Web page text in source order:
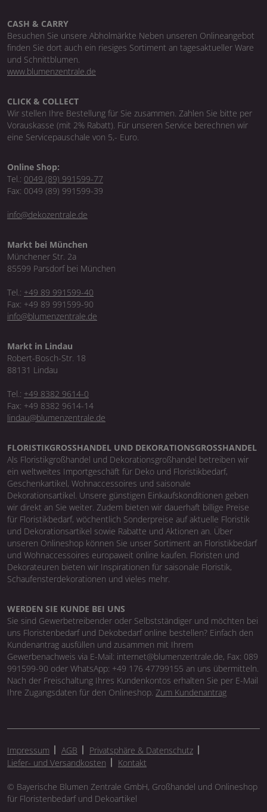
CASH & CARRY
Besuchen Sie unsere Abholmärkte Neben unseren Onlineangebot
finden Sie dort auch ein riesiges Sortiment an tagesaktueller Ware
und Schnittblumen.
www.blumenzentrale.de
CLICK & COLLECT
Wir stellen Ihre Bestellung für Sie zusammen. Zahlen Sie bitte per
Vorauskasse (mit 2% Rabatt). Für unseren Service berechnen wir
eine Servicepauschale von 5,- Euro.
Online Shop:
Tel.: 0049 (89) 991599-77
Fax: 0049 (89) 991599-39
info@dekozentrale.de
Markt bei München
Münchener Str. 2a
85599 Parsdorf bei München
Tel.: +49 89 991599-40
Fax: +49 89 991599-90
info@blumenzentrale.de
Markt in Lindau
Robert-Bosch-Str. 18
88131 Lindau
Tel.: +49 8382 9614-0
Fax: +49 8382 9614-14
lindau@blumenzentrale.de
FLORISTIKGROSSHANDEL UND DEKORATIONSGROSSHANDEL
Als Floristikgroßhandel und Dekorationsgroßhandel betreiben wir
ein weltweites Importgeschäft für Deko und Floristikbedarf,
Geschenkartikel, Wohnaccessoires und saisonale
Dekorationsartikel. Unsere günstigen Einkaufskonditionen geben
wir direkt an Sie weiter. Zudem bieten wir dauerhaft billige Preise
für Floristikbedarf, wöchentlich Sonderpreise auf aktuelle Floristik
und Dekorationsartikel sowie Rabatte und Aktionen an. Über
unseren Onlineshop können Sie unser Sortiment an Floristikbedarf
und Wohnaccessoires europaweit online kaufen. Floristen und
Dekorateuren bieten wir Inspirationen für saisonale Floristik,
Schaufensterdekorationen und vieles mehr.
WERDEN SIE KUNDE BEI UNS
Sie sind Gewerbetreibender oder Selbstständiger und möchten bei
uns Floristenbedarf und Dekobedarf online bestellen? Einfach den
Kundenantrag ausfüllen und zusammen mit Ihrem
Gewerbenachweis via E-Mail: internet@blumenzentrale.de, Fax: 089
991599-90 oder WhatsApp: +49 176 47799155 an uns übermitteln.
Nach der Freischaltung Ihres Kundenkontos erhalten Sie per E-Mail
Ihre Zugangsdaten für den Onlineshop. Zum Kundenantrag
Impressum AGB
Privatsphäre & Datenschutz
Liefer- und Versandkosten
Kontakt
© Bayerische Blumen Zentrale GmbH, Großhandel und Onlineshop
für Floristenbedarf und Dekoartikel